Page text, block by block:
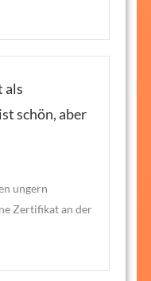
als
schön, aber
ungern
Zertifikat an der